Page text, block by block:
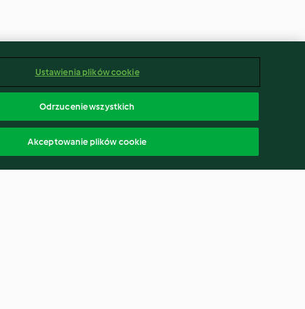
Ustawienia plików cookie
Odrzucenie wszystkich
Akceptowanie plików cookie